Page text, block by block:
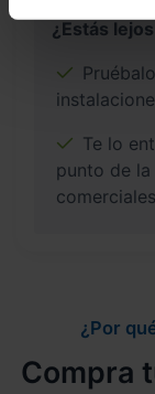
¿Estás
Te lo
punto de la
¿Por
Compra